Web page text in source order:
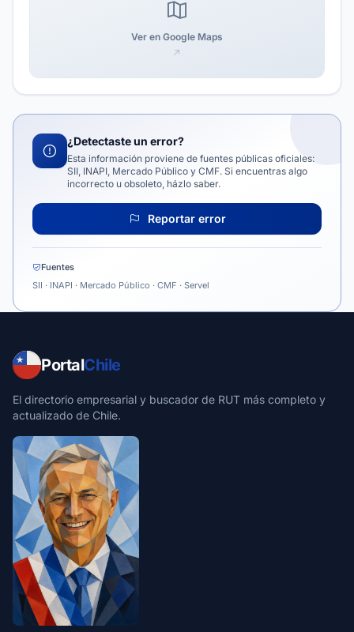
Ver en Google Maps
¿Detectaste un error?
Esta información proviene de fuentes públicas oficiales:
SII, INAPI, Mercado Público y CMF. Si encuentras algo
incorrecto u obsoleto, házlo saber.
Reportar error
Fuentes
SII · INAPI · Mercado Público · CMF · Servel
PortalChile
El directorio empresarial y buscador de RUT más completo y
actualizado de Chile.